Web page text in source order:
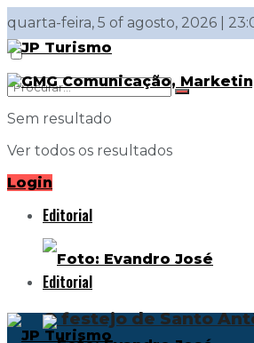
quarta-feira, 5 of agosto, 2026 |
Sem resultado
Ver todos os resultados
Login
Editorial
O festejo de Santo
Editorial